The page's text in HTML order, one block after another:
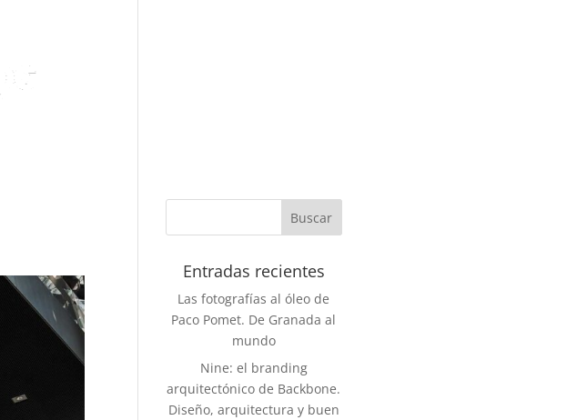
Entradas recientes
Las fotografías al óleo de
Paco Pomet. De Granada al
mundo
Nine: el branding
arquitectónico de Backbone.
Diseño, arquitectura y buen